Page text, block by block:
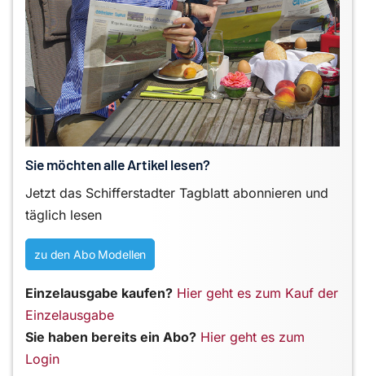
Sie möchten alle Artikel lesen?
Jetzt das Schifferstadter Tagblatt abonnieren und
täglich lesen
zu den Abo Modellen
Einzelausgabe kaufen? Hier geht es zum Kauf der
Einzelausgabe
Sie haben bereits ein Abo? Hier geht es zum
Login